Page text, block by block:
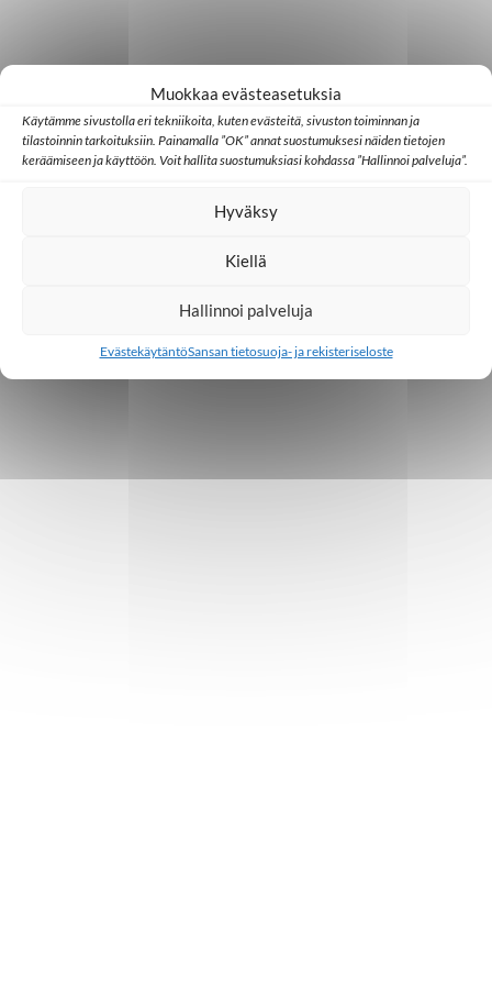
Muokkaa evästeasetuksia
Käytämme sivustolla eri tekniikoita, kuten evästeitä, sivuston toiminnan ja
tilastoinnin tarkoituksiin. Painamalla ”OK” annat suostumuksesi näiden tietojen
keräämiseen ja käyttöön. Voit hallita suostumuksiasi kohdassa ”Hallinnoi palveluja”.
Hyväksy
Kiellä
Hallinnoi palveluja
EvästekäytäntöSansan tietosuoja- ja rekisteriseloste
i